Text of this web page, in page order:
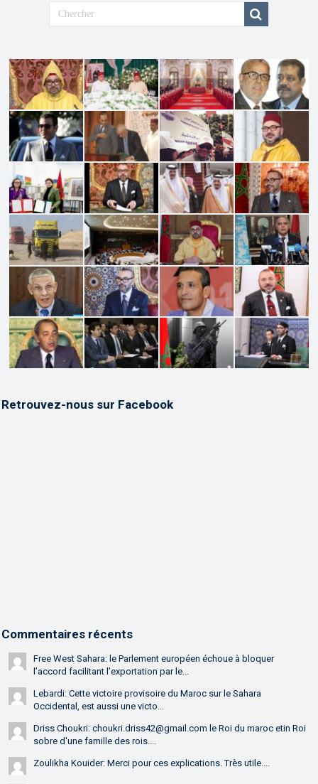
Retrouvez-nous sur Facebook
Commentaires récents
Free West Sahara: le Parlement européen échoue à bloquer
l’accord facilitant l’exportation par le...
Lebardi: Cette victoire provisoire du Maroc sur le Sahara
Occidental, est aussi une victo...
Driss Choukri: choukri.driss42@gmail.com le Roi du maroc etin Roi
sobre d'une famille des rois....
Zoulikha Kouider: Merci pour ces explications. Très utile....